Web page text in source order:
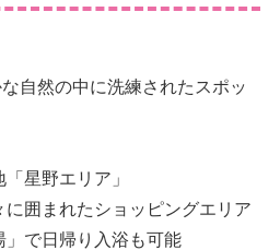
自然の中に洗練されたスポッ
星野エリア」
に囲まれたショッピングエリア
」で日帰り入浴も可能